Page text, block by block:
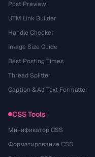
Post Preview
UTM Link Builder
Handle Checker
Image Size Guide
Best Posting Times
Thread Splitter
Caption & Alt Text Formatter
CSS Tools
Минификатор CSS
Форматирование CSS